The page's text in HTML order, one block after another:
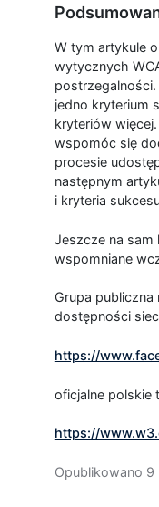
W tym artykule
wytycznych
jedno kryterium
kryteriów
wspomóc się
procesie
następnym
i kryteria
Jeszcze na sam
wspomniane
Grupa publiczna
dostępności
https://
oficjalne polskie
https://
Opublikowano 9